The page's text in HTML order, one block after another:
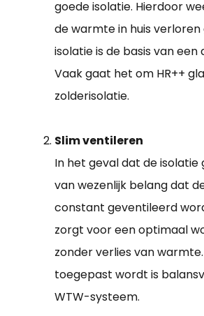
goede isolatie. Hierdoor
de warmte in huis
isolatie is de basis van een
Vaak gaat het om HR++
zolderisolatie.
Slim ventileren
In het geval dat de isolatie
van wezenlijk belang dat
constant geventileerd
zorgt voor een optimaal
zonder verlies van
toegepast wordt is
WTW-systeem.